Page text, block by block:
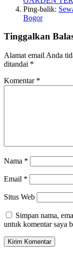
Ping-balik:
Bogor
Tinggalkan
Alamat email Anda
ditandai *
Komentar *
Nama *
Email *
Situs Web
Simpan nama,
untuk komentar saya